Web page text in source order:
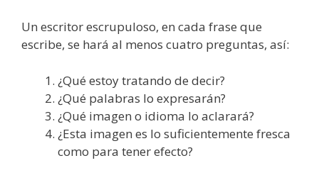
Un escritor escrupuloso, en cada frase que
escribe, se hará al menos cuatro preguntas, así:
¿Qué estoy tratando de decir?
¿Qué palabras lo expresarán?
¿Qué imagen o idioma lo aclarará?
¿Esta imagen es lo suficientemente fresca
como para tener efecto?